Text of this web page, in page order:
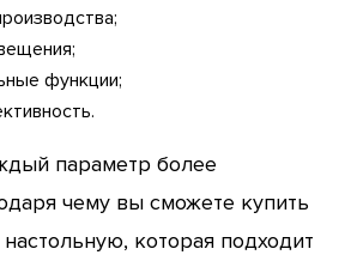
функции;
параметр более
чему вы сможете купить
которая подходит